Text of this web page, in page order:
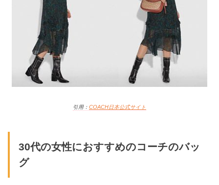
引用： COACH日本公式サイト
30代の女性におすすめのコーチのバッ
グ